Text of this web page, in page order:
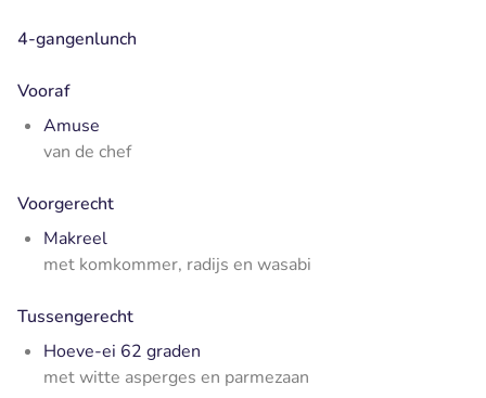
4-gangenlunch
Vooraf
Amuse
van de chef
Voorgerecht
Makreel
met komkommer, radijs en wasabi
Tussengerecht
Hoeve-ei 62 graden
met witte asperges en parmezaan